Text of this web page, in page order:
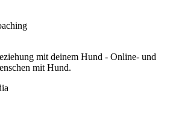
mit deinem Hund - Online- und
mit Hund.